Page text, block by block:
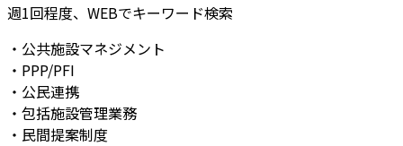
週1回程度、WEBでキーワード検索
・公共施設マネジメント
・PPP/PFI
・公民連携
・包括施設管理業務
・民間提案制度